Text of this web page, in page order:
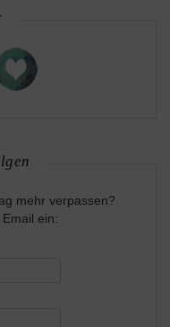
mehr verpassen?
ein: